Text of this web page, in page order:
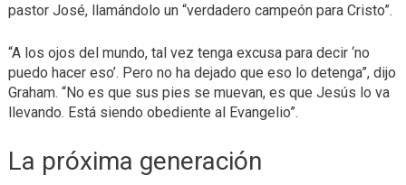
pastor José, llamándolo un “verdadero campeón para Cristo”.
“A los ojos del mundo, tal vez tenga excusa para decir ‘no
puedo hacer eso’. Pero no ha dejado que eso lo detenga”, dijo
Graham. “No es que sus pies se muevan, es que Jesús lo va
llevando. Está siendo obediente al Evangelio”.
La próxima generación